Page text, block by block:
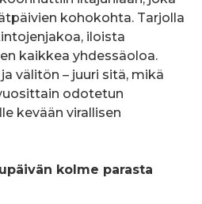
kohokohta. Tarjolla
iloista
kaikkea yhdessäoloa.
välitön – juuri sitä, mikä
odotetun
kevään virallisen
kolme parasta